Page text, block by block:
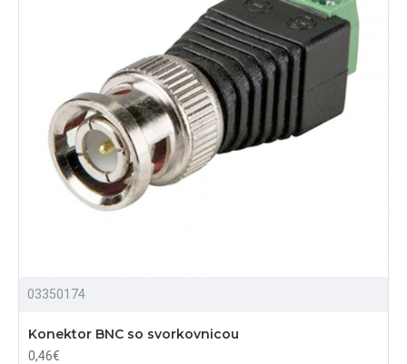
03350174
Konektor BNC so svorkovnicou
0,46€